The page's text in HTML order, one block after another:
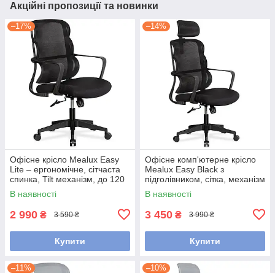
Акційні пропозиції та новинки
–17%
Офісне крісло Mealux Easy
Lite – ергономічне, сітчаста
спинка, Tilt механізм, до 120
кг, чорне
В наявності
2 990 ₴ 3 590 ₴
Купити
–14%
Офісне комп'ютерне крісло
Mealux Easy Black з
підголівником, сітка, механізм
Tilt, до 120 кг, чорне
В наявності
3 450 ₴ 3 990 ₴
Купити
–11% –10%